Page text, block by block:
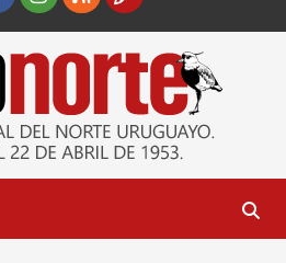
Instagram
RSSContáctanos